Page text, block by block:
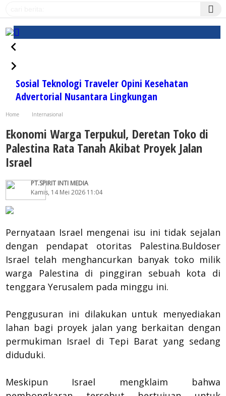
Sosial Teknologi Traveler Opini Kesehatan
Advertorial Nusantara Lingkungan
Home
Internasional
Israel
Ekonomi Warga Terpukul, Deretan Toko di
Palestina Rata Tanah Akibat Proyek Jalan
Israel
PT.SPIRIT INTI MEDIA
Kamis, 14 Mei 2026 11:04
Pernyataan Israel mengenai isu ini tidak sejalan
dengan pendapat otoritas Palestina.Buldoser
Israel telah menghancurkan banyak toko milik
warga Palestina di pinggiran sebuah kota di
tenggara Yerusalem pada minggu ini.
Penggusuran ini dilakukan untuk menyediakan
lahan bagi proyek jalan yang berkaitan dengan
permukiman Israel di Tepi Barat yang sedang
diduduki.
Meskipun Israel mengklaim bahwa